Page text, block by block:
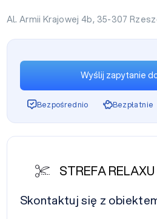
Al. Armii Krajowej 4b, 35-307
Wyślij zapytanie
Bezpośrednio Bezpłatnie
STREFA
Skontaktuj się z